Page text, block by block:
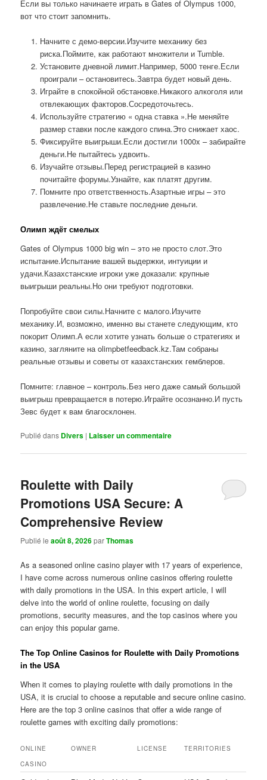
Если вы только начинаете играть в Gates of Olympus 1000,
вот что стоит запомнить.
Начните с демо-версии.Изучите механику без
риска.Поймите, как работают множители и Tumble.
Установите дневной лимит.Например, 5000 тенге.Если
проиграли – остановитесь.Завтра будет новый день.
Играйте в спокойной обстановке.Никакого алкоголя или
отвлекающих факторов.Сосредоточьтесь.
Используйте стратегию « одна ставка ».Не меняйте
размер ставки после каждого спина.Это снижает хаос.
Фиксируйте выигрыши.Если достигли 1000x – забирайте
деньги.Не пытайтесь удвоить.
Изучайте отзывы.Перед регистрацией в казино
почитайте форумы.Узнайте, как платят другим.
Помните про ответственность.Азартные игры – это
развлечение.Не ставьте последние деньги.
Олимп ждёт смелых
Gates of Olympus 1000 big win – это не просто слот.Это
испытание.Испытание вашей выдержки, интуиции и
удачи.Казахстанские игроки уже доказали: крупные
выигрыши реальны.Но они требуют подготовки.
Попробуйте свои силы.Начните с малого.Изучите
механику.И, возможно, именно вы станете следующим, кто
покорит Олимп.А если хотите узнать больше о стратегиях и
казино, загляните на olimpbetfeedback.kz.Там собраны
реальные отзывы и советы от казахстанских гемблеров.
Помните: главное – контроль.Без него даже самый большой
выигрыш превращается в потерю.Играйте осознанно.И пусть
Зевс будет к вам благосклонен.
Publié dans Divers | Laisser un commentaire
Roulette with Daily
Promotions USA Secure: A
Comprehensive Review
Publié leaoût 8, 2026parThomas
As a seasoned online casino player with 17 years of experience,
I have come across numerous online casinos offering roulette
with daily promotions in the USA. In this expert article, I will
delve into the world of online roulette, focusing on daily
promotions, security measures, and the top casinos where you
can enjoy this popular game.
The Top Online Casinos for Roulette with Daily Promotions
in the USA
When it comes to playing roulette with daily promotions in the
USA, it is crucial to choose a reputable and secure online casino.
Here are the top 3 online casinos that offer a wide range of
roulette games with exciting daily promotions:
ONLINE
CASINO
OWNER LICENSE TERRITORIES